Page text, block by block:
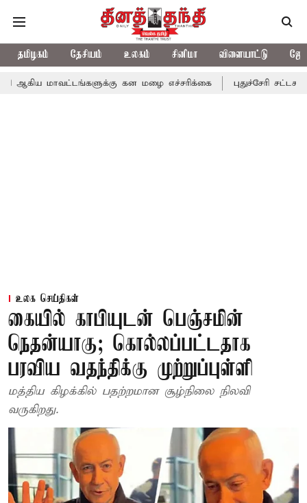
தமிழகம் தேசியம் உலகம் சினிமா விளையாட்டு
கன மழை எச்சரிக்கை புதுச்சேரி சட்டசபையில்
உலக செய்திகள்
கையில் காபியுடன் பெஞ்சமின்
நெதன்யாகு; கொல்லப்பட்டதாக
பரவிய வதந்திக்கு முற்றுப்புள்ளி
மத்திய கிழக்கில் பதற்றமான சூழ்நிலை நிலவி
வருகிறது.